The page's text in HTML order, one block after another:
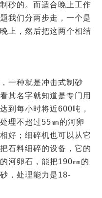
砂的。而适合晚上工作
我们分两步走，一个是
上，然后把这两个相结
一种就是冲击式制砂
其名字就知道是专门用
到每小时将近600吨，
理不超过55㎜的河卵
好；细碎机也可以从它
石料细碎的设备，它的
河卵石，能把190㎜的
，处理能力是18-